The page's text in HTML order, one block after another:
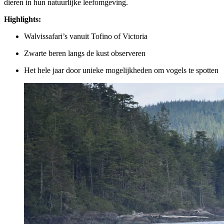
dieren in hun natuurlijke leefomgeving.
Highlights:
Walvissafari’s vanuit Tofino of Victoria
Zwarte beren langs de kust observeren
Het hele jaar door unieke mogelijkheden om vogels te spotten